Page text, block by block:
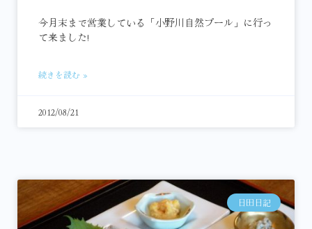
今月末まで営業している「小野川自然プール」に行っ
て来ました!
続きを読む »
2012/08/21
日田日記